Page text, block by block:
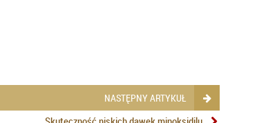
NASTĘPNY ARTYKUŁ